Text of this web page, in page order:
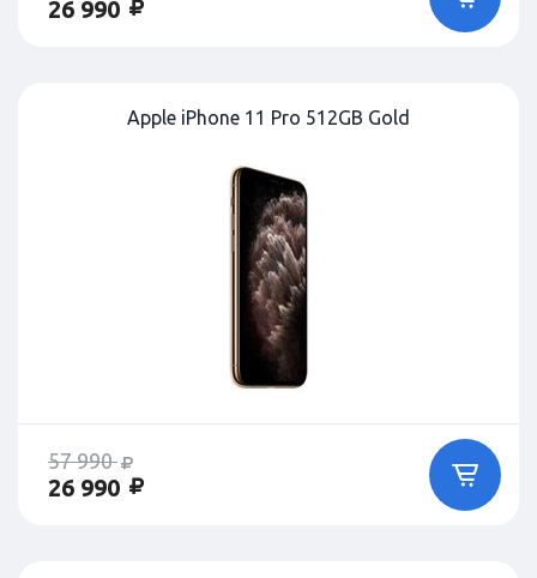
26 990
Apple iPhone 11 Pro 512GB Gold
57 990
26 990